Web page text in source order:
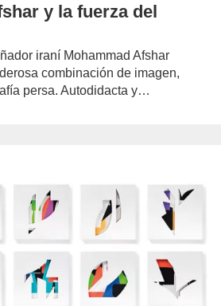
y la fuerza del
iraní Mohammad Afshar
combinación de imagen,
persa. Autodidacta y…